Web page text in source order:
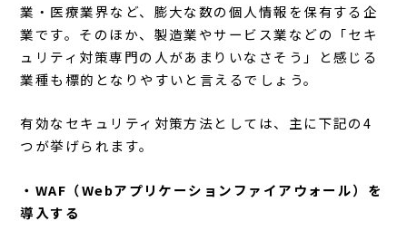
業・医療業界など、膨大な数の個人情報を保有する企
業です。そのほか、製造業やサービス業などの「セキ
ュリティ対策専門の人があまりいなさそう」と感じる
業種も標的となりやすいと言えるでしょう。
有効なセキュリティ対策方法としては、主に下記の4
つが挙げられます。
・WAF（Webアプリケーションファイアウォール）を
導入する